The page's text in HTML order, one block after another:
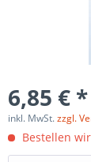
6,85 € *
inkl. MwSt.zzgl.
Bestellen